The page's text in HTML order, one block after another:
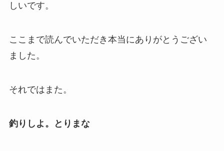
しいです。
ここまで読んでいただき本当にありがとうござい
ました。
それではまた。
釣りしよ。とりまな